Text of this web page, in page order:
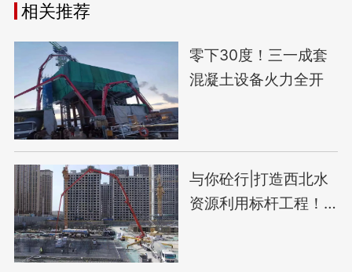
相关推荐
零下30度！三一成套
混凝土设备火力全开
与你砼行|打造西北水
资源利用标杆工程！